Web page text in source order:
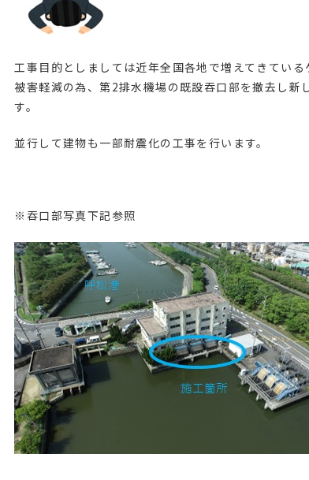
工事目的としましては近年全国各地で増えてきてい
被害軽減の為、第2排水機場の既設吞口部を撤去し新
す。
並行して建物も一部耐震化の工事を行います。
※吞口部写真下記参照